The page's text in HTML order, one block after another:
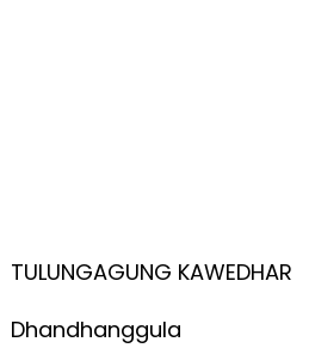
TULUNGAGUNG KAWEDHAR
Dhandhanggula